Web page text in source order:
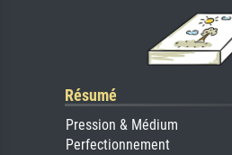
Résumé
Pression & Médium
Perfectionnement